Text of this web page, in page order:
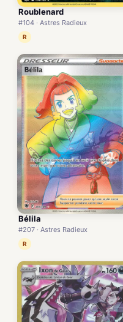
Roublenard
#104 · Astres Radieux
R
Bélila
#207 · Astres Radieux
R